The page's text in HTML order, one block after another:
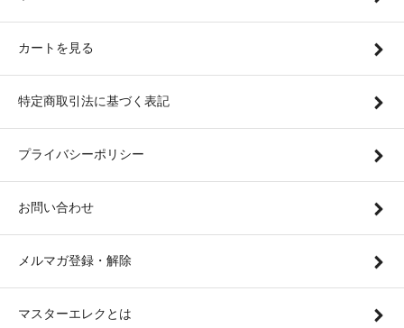
カートを見る
特定商取引法に基づく表記
プライバシーポリシー
お問い合わせ
メルマガ登録・解除
マスターエレクとは